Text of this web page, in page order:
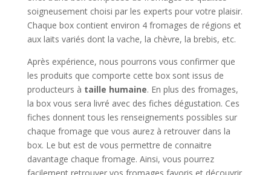
soigneusement choisi par les experts pour votre plaisir.
Chaque box contient environ 4 fromages de régions et
aux laits variés dont la vache, la chèvre, la brebis, etc.
Après expérience, nous pourrons vous confirmer que
les produits que comporte cette box sont issus de
producteurs à taille humaine. En plus des fromages,
la box vous sera livré avec des fiches dégustation. Ces
fiches donnent tous les renseignements possibles sur
chaque fromage que vous aurez à retrouver dans la
box. Le but est de vous permettre de connaitre
davantage chaque fromage. Ainsi, vous pourrez